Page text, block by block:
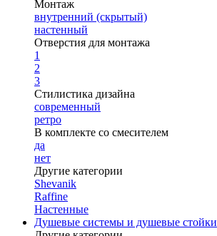
Монтаж
внутренний (скрытый)
настенный
Отверстия для монтажа
1
2
3
Стилистика дизайна
современный
ретро
В комплекте со смесителем
да
нет
Другие категории
Shevanik
Raffine
Настенные
Душевые системы и душевые стойки